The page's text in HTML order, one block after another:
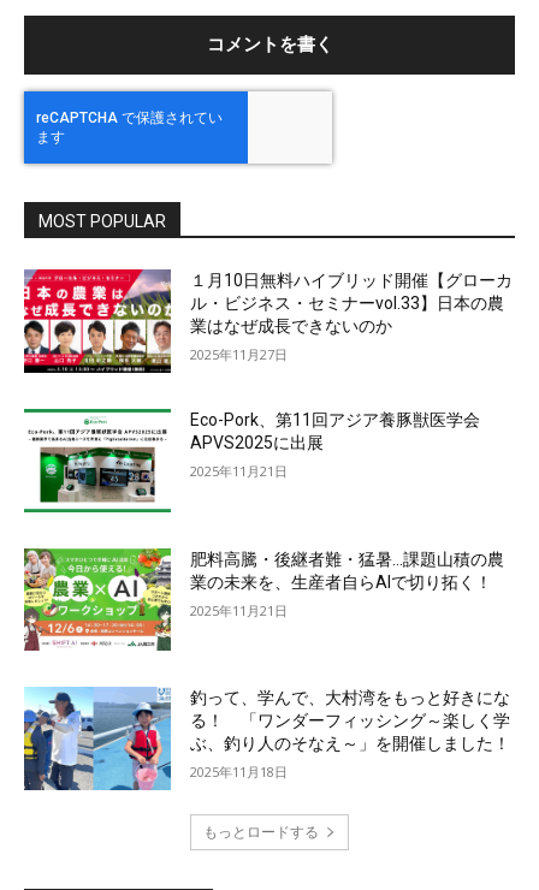
MOST POPULAR
１月10日無料ハイブリッド開催【グローカ
ル・ビジネス・セミナーvol.33】日本の農
業はなぜ成長できないのか
2025年11月27日
Eco-Pork、第11回アジア養豚獣医学会
APVS2025に出展
2025年11月21日
肥料高騰・後継者難・猛暑…課題山積の農
業の未来を、生産者自らAIで切り拓く！
2025年11月21日
釣って、学んで、大村湾をもっと好きにな
る！ 「ワンダーフィッシング～楽しく学
ぶ、釣り人のそなえ～」を開催しました！
2025年11月18日
もっとロードする